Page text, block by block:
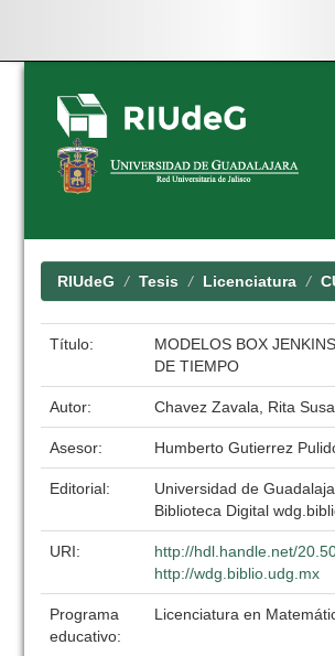
Skip
navigation
RIUdeG Tesis Licenciatura
Título:
MODELOS BOX
DE TIEMPO
Autor: Chavez Zavala, Rita
Asesor: Humberto Gutierrez
Editorial:
Universidad de
Biblioteca Digital
URI:
http://hdl.handle.net/
http://wdg.biblio.udg.mx
Programa
educativo:
Licenciatura en